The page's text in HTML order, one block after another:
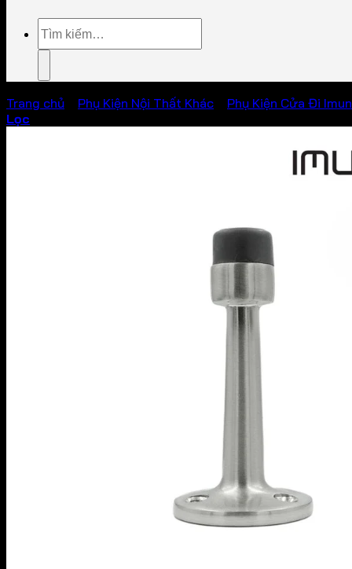
Tìm
kiếm:
Trang chủ Phụ Kiện Nội Thất Khác Phụ Kiện Cửa Đi
Lọc